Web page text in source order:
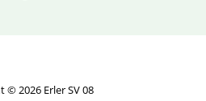
© 2026 Erler SV 08